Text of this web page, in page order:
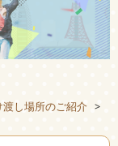
渡し場所のご紹介 >